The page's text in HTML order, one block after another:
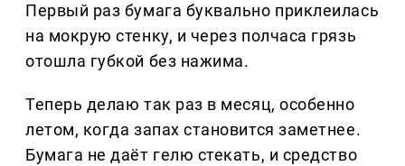
Первый раз бумага буквально приклеилась
на мокрую стенку, и через полчаса грязь
отошла губкой без нажима.
Теперь делаю так раз в месяц, особенно
летом, когда запах становится заметнее.
Бумага не даёт гелю стекать, и средство